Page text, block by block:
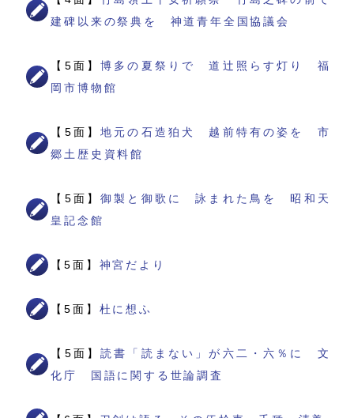
建碑以来の祭典を 神道青年全国協議会
【5面】博多の夏祭りで 道辻照らす灯り 福
岡市博物館
【5面】地元の石造狛犬 越前特有の姿を 市
郷土歴史資料館
【5面】御製と御歌に 詠まれた鳥を 昭和天
皇記念館
【5面】 神宮だより
【5面】 杜に想ふ
【5面】読書「読まない」が六二・六％に 文
化庁 国語に関する世論調査